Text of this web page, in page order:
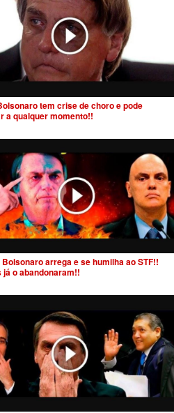
tem crise de choro e pode
a qualquer momento!!
Bolsonaro arrega e se humilha ao STF!!
já o abandonaram!!